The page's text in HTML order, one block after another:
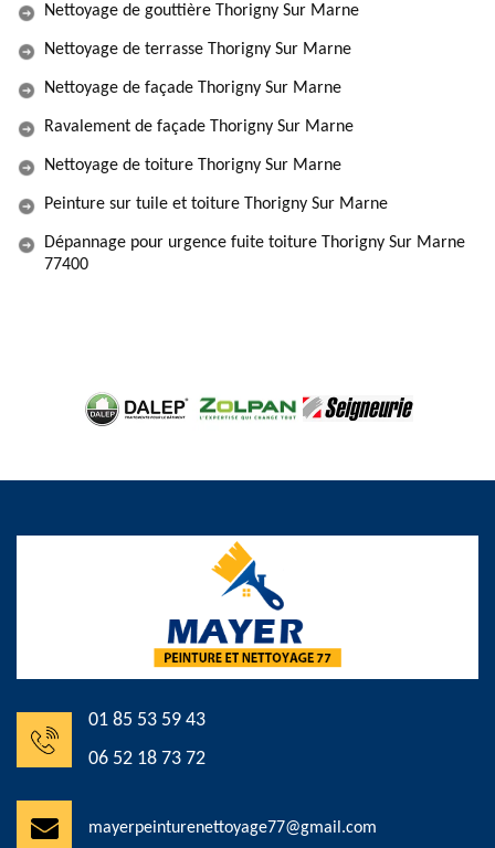
Nettoyage de gouttière Thorigny Sur Marne
Nettoyage de terrasse Thorigny Sur Marne
Nettoyage de façade Thorigny Sur Marne
Ravalement de façade Thorigny Sur Marne
Nettoyage de toiture Thorigny Sur Marne
Peinture sur tuile et toiture Thorigny Sur Marne
Dépannage pour urgence fuite toiture Thorigny Sur Marne
77400
01 85 53 59 43
06 52 18 73 72
mayerpeinturenettoyage77@gmail.com